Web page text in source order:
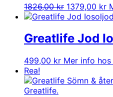
1826,00kr Det
ursprungliga
var:
1826,00 kr.
1379,00 kr
Greatlife Jod
499,00 kr Mer info
Rea!